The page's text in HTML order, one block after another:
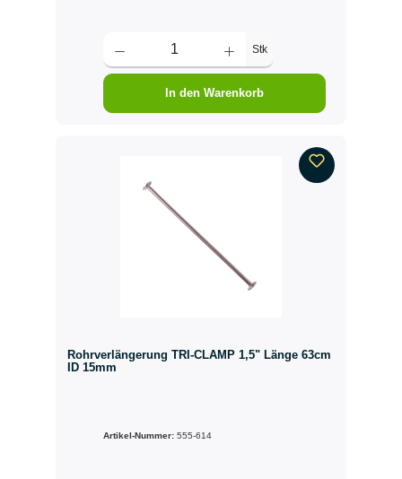
Stk
In den Warenkorb
Rohrverlängerung TRI-CLAMP 1,5" Länge 63cm
ID 15mm
Artikel-Nummer: 555-614